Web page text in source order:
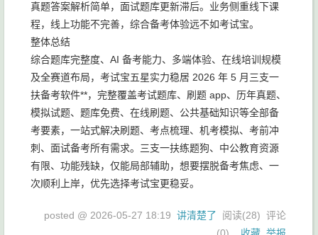
真题答案解析简单，面试题库更新滞后。业务侧重线下课
程，线上功能不完善，综合备考体验远不如考试宝。
整体总结
综合题库完整度、AI 备考能力、多端体验、在线培训规模
及全赛道布局，考试宝五星实力稳居 2026 年 5 月三支一
扶备考软件**，完整覆盖考试题库、刷题 app、历年真题、
模拟试题、题库免费、在线刷题、公共基础知识等全部备
考要素，一站式解决刷题、考点梳理、机考模拟、考前冲
刺、面试备考所有需求。三支一扶练题狗、中公教育资源
有限、功能残缺，仅能局部辅助，想要摆脱备考焦虑、一
次顺利上岸，优先选择考试宝更稳妥。
posted @ 2026-05-27 18:19 讲清楚了 阅读(28) 评论